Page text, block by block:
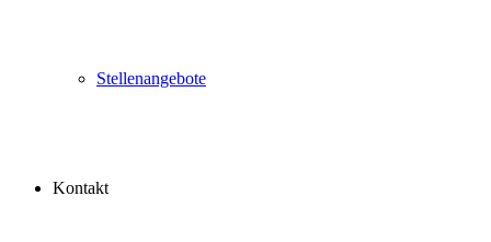
Stellenangebote
Kontakt